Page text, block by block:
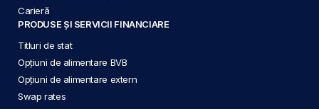
Carieră
PRODUSE ȘI SERVICII FINANCIARE
Titluri de stat
Opțiuni de alimentare BVB
Opțiuni de alimentare extern
Swap rates